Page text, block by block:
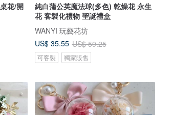
花/開
純白蒲公英魔法球(多色) 乾燥花 永生
花 客製化禮物 聖誕禮盒
WANYI 玩藝花坊
US$ 35.55 US$ 59.25
可客製 獨家販售